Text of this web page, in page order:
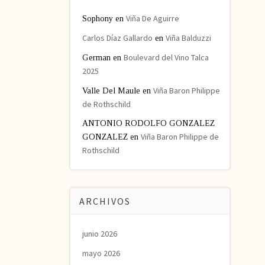
Sophonyen Viña De Aguirre
Carlos Díaz Gallardo en Viña Balduzzi
Germanen Boulevard del Vino Talca
2025
Valle Del Maule en Viña Baron Philippe
de Rothschild
ANTONIO RODOLFO GONZALEZ
GONZALEZen Viña Baron Philippe de
Rothschild
ARCHIVOS
junio 2026
mayo 2026